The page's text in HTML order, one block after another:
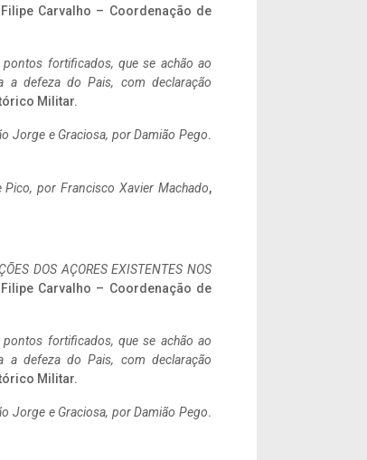
Carvalho – Coordenação de
fortificados, que se achão ao
a defeza do Pais, com declaração
Militar.
Jorge e Graciosa, por Damião Pego.
por Francisco Xavier Machado,
DOS AÇORES EXISTENTES NOS
Carvalho – Coordenação de
fortificados, que se achão ao
a defeza do Pais, com declaração
Militar.
Jorge e Graciosa, por Damião Pego.